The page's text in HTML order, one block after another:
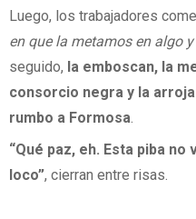
Luego, los trabajadores
en que la metamos en algo
seguido, la emboscan, la
consorcio negra y la
rumbo a Formosa
“Qué paz, eh. Esta piba no
loco”, cierran entre risas.